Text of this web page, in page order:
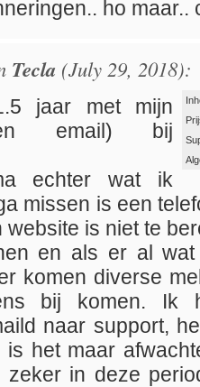
ho maar..
Tecla (July 29, 2018):
jaar met mijn
email) bij
echter wat ik
missen is een
website is niet te
en als er al wat
komen diverse
bij komen. Ik
naar support,
is het maar
zeker in deze